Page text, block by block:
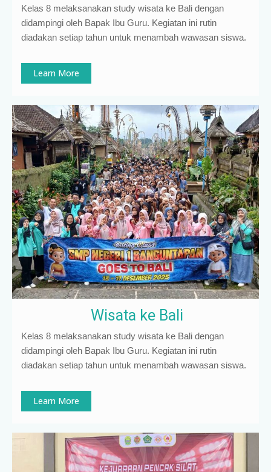
Kelas 8 melaksanakan study wisata ke Bali dengan
didampingi oleh Bapak Ibu Guru. Kegiatan ini rutin
diadakan setiap tahun untuk menambah wawasan siswa.
Learn More
Wisata ke Bali
Kelas 8 melaksanakan study wisata ke Bali dengan
didampingi oleh Bapak Ibu Guru. Kegiatan ini rutin
diadakan setiap tahun untuk menambah wawasan siswa.
Learn More